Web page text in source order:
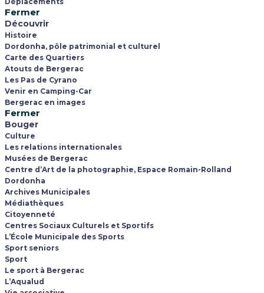
Fermer
Découvrir
Histoire
Dordonha, pôle patrimonial et culturel
Carte des Quartiers
Atouts de Bergerac
Les Pas de Cyrano
Venir en Camping-Car
Bergerac en images
Fermer
Bouger
Culture
Les relations internationales
Musées de Bergerac
Centre d’Art de la photographie, Espace Romain-Rolland
Dordonha
Archives Municipales
Médiathèques
Citoyenneté
Centres Sociaux Culturels et Sportifs
L’École Municipale des Sports
Sport seniors
Sport
Le sport à Bergerac
L’Aqualud